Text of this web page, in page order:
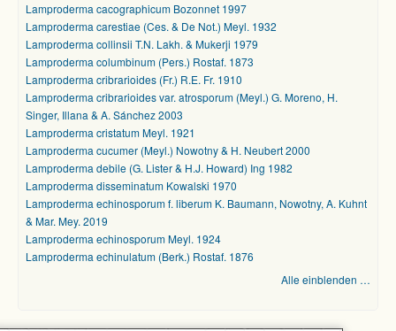
Lamproderma cacographicum Bozonnet 1997
Lamproderma carestiae (Ces. & De Not.) Meyl. 1932
Lamproderma collinsii T.N. Lakh. & Mukerji 1979
Lamproderma columbinum (Pers.) Rostaf. 1873
Lamproderma cribrarioides (Fr.) R.E. Fr. 1910
Lamproderma cribrarioides var. atrosporum (Meyl.) G. Moreno, H.
Singer, Illana & A. Sánchez 2003
Lamproderma cristatum Meyl. 1921
Lamproderma cucumer (Meyl.) Nowotny & H. Neubert 2000
Lamproderma debile (G. Lister & H.J. Howard) Ing 1982
Lamproderma disseminatum Kowalski 1970
Lamproderma echinosporum f. liberum K. Baumann, Nowotny, A. Kuhnt
& Mar. Mey. 2019
Lamproderma echinosporum Meyl. 1924
Lamproderma echinulatum (Berk.) Rostaf. 1876
Alle einblenden …